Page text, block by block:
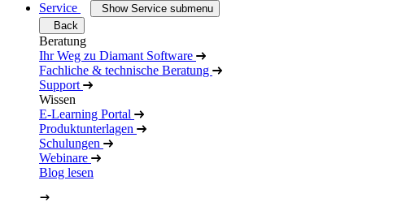
Service
Show Service submenu
Back
Beratung
Ihr Weg zu Diamant Software
Fachliche & technische Beratung
Support
Wissen
E-Learning Portal
Produktunterlagen
Schulungen
Webinare
Blog lesen